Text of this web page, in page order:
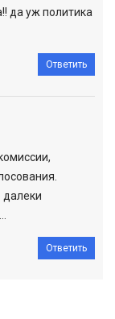
да уж политика
Ответить
далеки
Ответить